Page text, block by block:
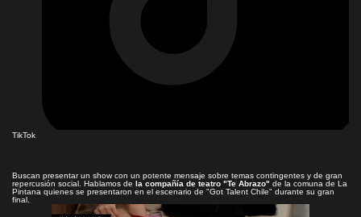
TikTok
Buscan presentar un show con un potente mensaje sobre temas contingentes y de gran
repercusión social. Hablamos de la compañía de teatro "Te Abrazo" de la comuna de La
Pintana quienes se presentaron en el escenario de "Got Talent Chile" durante su gran
final.